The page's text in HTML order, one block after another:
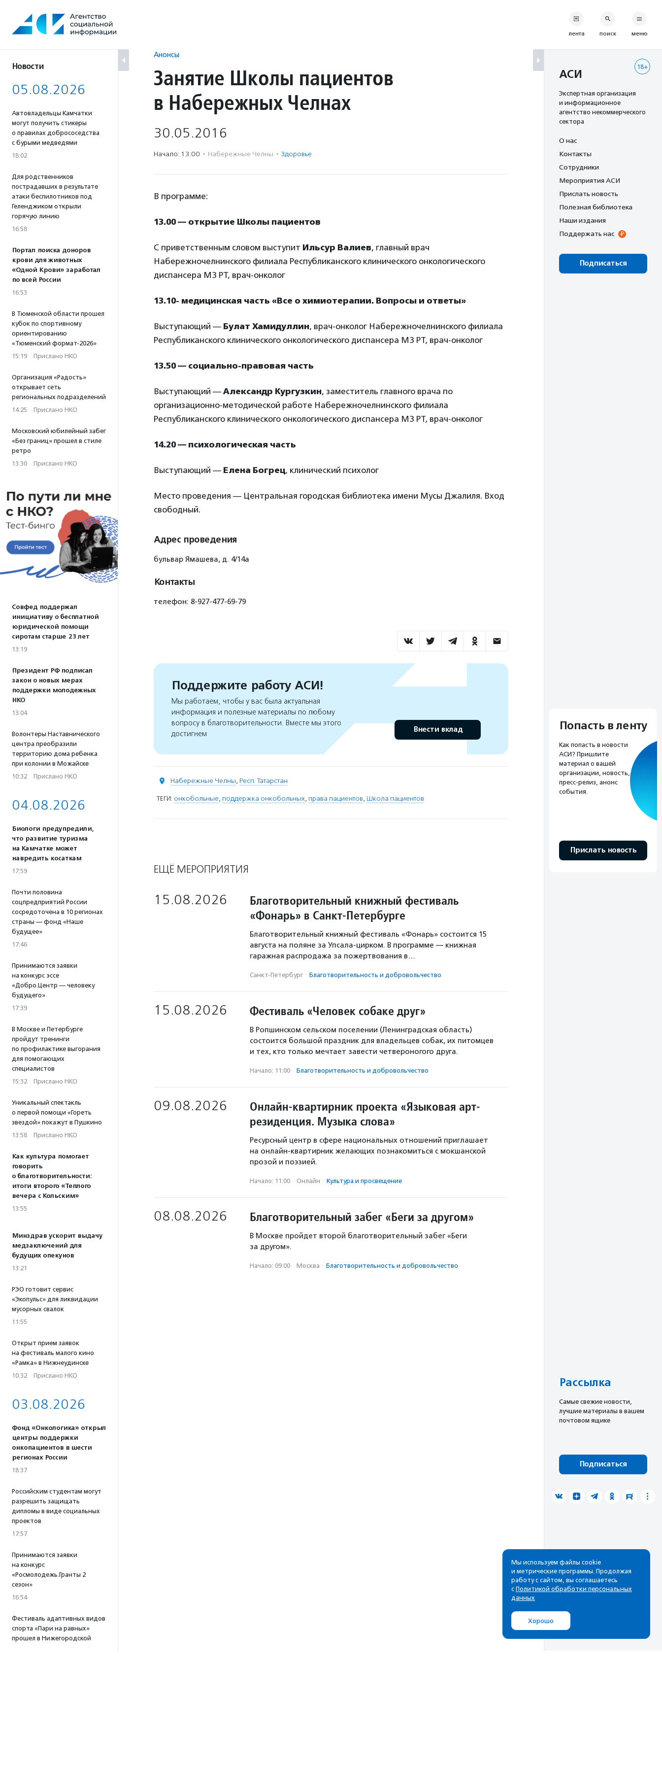
содержанию
Новости
05.08.2026
Автовладельцы Камчатки
могут получить стикеры
о правилах добрососедства
с бурыми медведями
18:02
Для родственников
пострадавших в результате
атаки беспилотников под
Геленджиком открыли
горячую линию
16:58
Портал поиска доноров
крови для животных
«Одной Крови» заработал
по всей России
16:53
В Тюменской области прошел
кубок по спортивному
ориентированию
«Тюменский формат-2026»
15:19 · Прислано НКО
Организация «Радость»
открывает сеть
региональных подразделений
14:25 · Прислано НКО
Московский юбилейный забег
«Без границ» прошел в стиле
ретро
13:30 · Прислано НКО
Совфед поддержал
инициативу о бесплатной
юридической помощи
сиротам старше 23 лет
13:19
Президент РФ подписал
закон о новых мерах
поддержки молодежных
НКО
13:04
Волонтеры Наставнического
центра преобразили
территорию дома ребенка
при колонии в Можайске
10:32 · Прислано НКО
04.08.2026
Биологи предупредили,
что развитие туризма
на Камчатке может
навредить косаткам
17:59
Почти половина
соцпредприятий России
сосредоточена в 10 регионах
страны — фонд «Наше
будущее»
17:46
Принимаются заявки
на конкурс эссе
«Добро.Центр — человеку
будущего»
17:39
В Москве и Петербурге
пройдут тренинги
по профилактике выгорания
для помогающих
специалистов
15:32 · Прислано НКО
Уникальный спектакль
о первой помощи «Гореть
звездой» покажут в Пушкино
13:58 · Прислано НКО
Как культура помогает
говорить
о благотворительности:
итоги второго «Теплого
вечера с Кольским»
13:55
Минздрав ускорит выдачу
медзаключений для
будущих опекунов
13:21
РЭО готовит сервис
«Экопульс» для ликвидации
мусорных свалок
11:55
Открыт прием заявок
на фестиваль малого кино
«Рамка» в Нижнеудинске
10:32 · Прислано НКО
03.08.2026
Фонд «Онкологика» открыл
центры поддержки
онкопациентов в шести
регионах России
18:37
Российским студентам могут
разрешить защищать
дипломы в виде социальных
проектов
17:57
Принимаются заявки
на конкурс
«Росмолодежь.Гранты 2
сезон»
16:54
Фестиваль адаптивных видов
спорта «Пари на равных»
прошел в Нижегородской
Анонсы
Занятие Школы пациентов
в Набережных Челнах
30.05.2016
Начало: 13:00 · Набережные Челны · Здоровье
В программе:
13.00 — открытие Школы пациентов
С приветственным словом выступит Ильсур Валиев, главный врач
Набережночелнинского филиала Республиканского клинического онкологического
диспансера МЗ РТ, врач-онколог
13.10- медицинская часть «Все о химиотерапии. Вопросы и ответы»
Выступающий — Булат Хамидуллин, врач-онколог Набережночелнинского филиала
Республиканского клинического онкологического диспансера МЗ РТ, врач-онколог
13.50 — социально-правовая часть
Выступающий — Александр Кургузкин, заместитель главного врача по
организационно-методической работе Набережночелнинского филиала
Республиканского клинического онкологического диспансера МЗ РТ, врач-онколог
14.20 — психологическая часть
Выступающий — Елена Богрец, клинический психолог
Место проведения — Центральная городская библиотека имени Мусы Джалиля. Вход
свободный.
Адрес проведения
бульвар Ямашева, д. 4/14а
Контакты
телефон: 8-927-477-69-79
Поддержите работу АСИ!
Мы работаем, чтобы у вас была актуальная
информация и полезные материалы по любому
вопросу в благотворительности. Вместе мы этого
достигнем
Внести вклад
Набережные Челны, Респ. Татарстан
ТЕГИ: онкобольные, поддержка онкобольных, права пациентов, Школа пациентов
ЕЩЁ МЕРОПРИЯТИЯ
15.08.2026
Благотворительный книжный фестиваль
«Фонарь» в Санкт-Петербурге
Благотворительный книжный фестиваль «Фонарь» состоится 15
августа на поляне за Упсала-цирком. В программе — книжная
гаражная распродажа за пожертвования в…
Санкт-Петербург · Благотвори­тель­ность и доброволь­чест­во
15.08.2026 Фестиваль «Человек собаке друг»
В Ропшинском сельском поселении (Ленинградская область)
состоится большой праздник для владельцев собак, их питомцев
и тех, кто только мечтает завести четвероногого друга.
Начало: 11:00 · Благотвори­тель­ность и доброволь­чест­во
09.08.2026
Онлайн-квартирник проекта «Языковая арт-
резиденция. Музыка слова»
Ресурсный центр в сфере национальных отношений приглашает
на онлайн-квартирник желающих познакомиться с мокшанской
прозой и поэзией.
Начало: 11:00 · Онлайн · Культура и просвещение
08.08.2026 Благотворительный забег «Беги за другом»
В Москве пройдет второй благотворительный забег «Беги
за другом».
Начало: 09:00 · Москва · Благотвори­тель­ность и доброволь­чест­во
лента поиск меню
18+
АСИ
Экспертная организация
и информационное
агентство некоммерческого
сектора
О нас
Контакты
Сотрудники
Мероприятия АСИ
Прислать новость
Полезная библиотека
Наши издания
Поддержать нас
Подписаться
Попасть в ленту
Как попасть в новости
АСИ? Пришлите
материал о вашей
организации, новость,
пресс-релиз, анонс
события.
Прислать новость
Рассылка
Cамые свежие новости,
лучшие материалы в вашем
почтовом ящике
Подписаться
Мы используем файлы cookie
и метрические программы. Продолжая
работу с сайтом, вы соглашаетесь
с Политикой обработки персональных
данных
Хорошо